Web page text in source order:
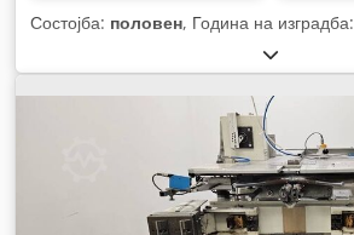
Состојба: половен, Година на изградба: